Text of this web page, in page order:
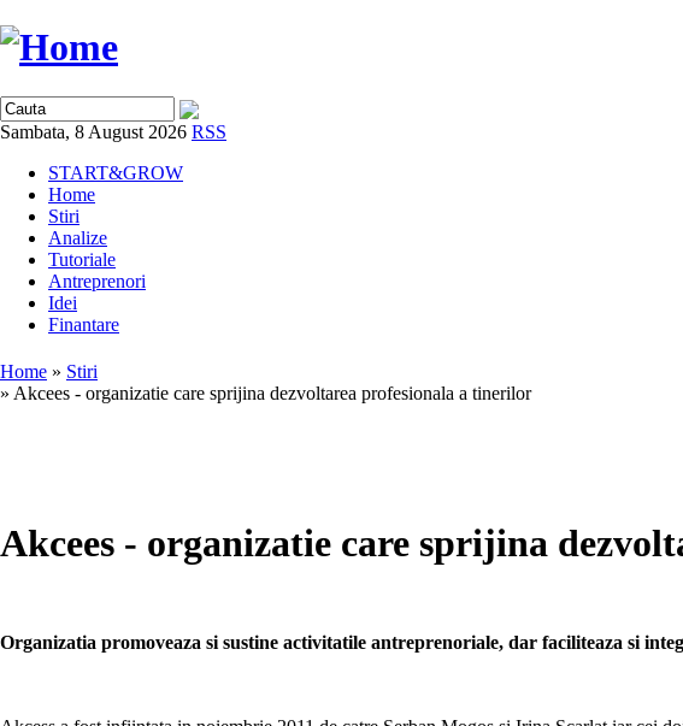
Sambata, 8 August 2026 RSS
START&GROW
Home
Stiri
Analize
Tutoriale
Antreprenori
Idei
Finantare
Home » Stiri
» Akcees - organizatie care sprijina dezvoltarea profesionala a tinerilor
Akcees - organizatie care sprijina
Organizatia promoveaza si sustine activitatile antreprenoriale, dar faciliteaza si